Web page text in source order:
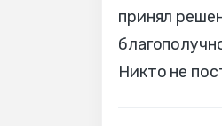
принял
Никто не